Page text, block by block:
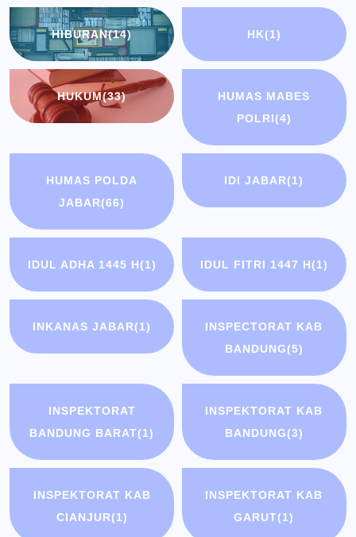
HIBURAN(14) HK(1)
HUKUM(33)
HUMAS MABES
POLRI(4)
HUMAS POLDA
JABAR(66)
IDI JABAR(1)
IDUL ADHA 1445 H(1) IDUL FITRI 1447 H(1)
INKANAS JABAR(1)
INSPECTORAT KAB
BANDUNG(5)
INSPEKTORAT
BANDUNG BARAT(1)
INSPEKTORAT KAB
BANDUNG(3)
INSPEKTORAT KAB
CIANJUR(1)
INSPEKTORAT KAB
GARUT(1)